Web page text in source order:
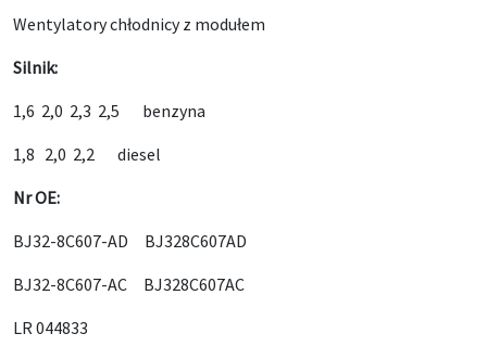
Wentylatory chłodnicy z modułem
Silnik:
1,6 2,0 2,3 2,5 benzyna
1,8 2,0 2,2 diesel
Nr OE:
BJ32-8C607-AD BJ328C607AD
BJ32-8C607-AC BJ328C607AC
LR 044833